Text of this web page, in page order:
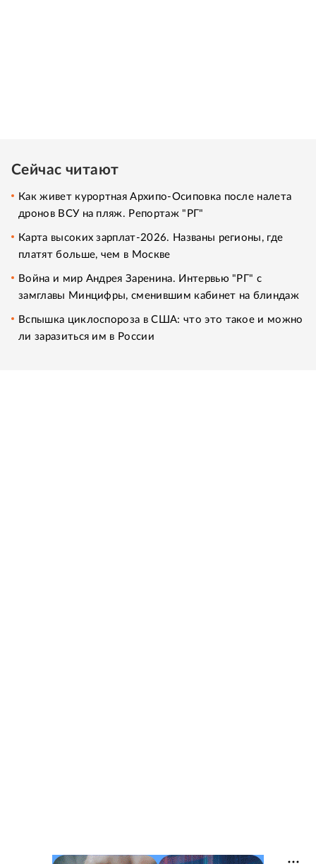
Сейчас читают
Как живет курортная Архипо-Осиповка после налета
дронов ВСУ на пляж. Репортаж "РГ"
Карта высоких зарплат-2026. Названы регионы, где
платят больше, чем в Москве
Война и мир Андрея Заренина. Интервью "РГ" с
замглавы Минцифры, сменившим кабинет на блиндаж
Вспышка циклоспороза в США: что это такое и можно
ли заразиться им в России